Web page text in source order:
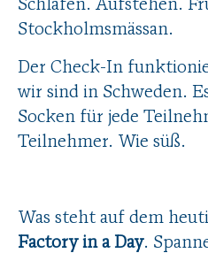
Schlafen. Aufstehen.
Stockholmsmässan.
Der Check-In
wir sind in Schweden.
Socken für jede
Teilnehmer. Wie süß.
Was steht auf dem
Factory in a Day.